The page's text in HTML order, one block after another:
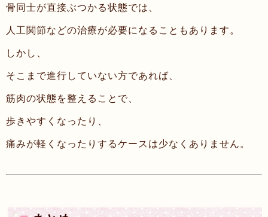
骨同士が直接ぶつかる状態では、
人工関節などの治療が必要になることもあります。
しかし、
そこまで進行していない方であれば、
筋肉の状態を整えることで、
歩きやすくなったり、
痛みが軽くなったりするケースは少なくありません。